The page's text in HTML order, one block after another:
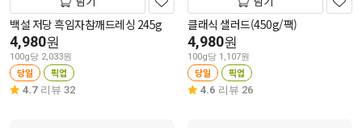
백설 저당 흑임자참깨드레싱 245g
4,980원
100g당 2,033원
당일 픽업
4.7 리뷰 32
클래식 샐러드(450g/팩)
4,980원
100g당 1,107원
당일 픽업
4.6 리뷰 26